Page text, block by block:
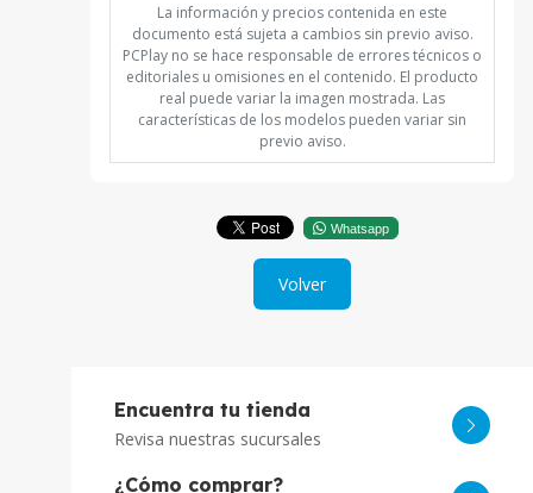
La información y precios contenida en este
documento está sujeta a cambios sin previo aviso.
PCPlay no se hace responsable de errores técnicos o
editoriales u omisiones en el contenido. El producto
real puede variar la imagen mostrada. Las
características de los modelos pueden variar sin
previo aviso.
Whatsapp
Volver
Encuentra tu tienda
Revisa nuestras sucursales
¿Cómo comprar?